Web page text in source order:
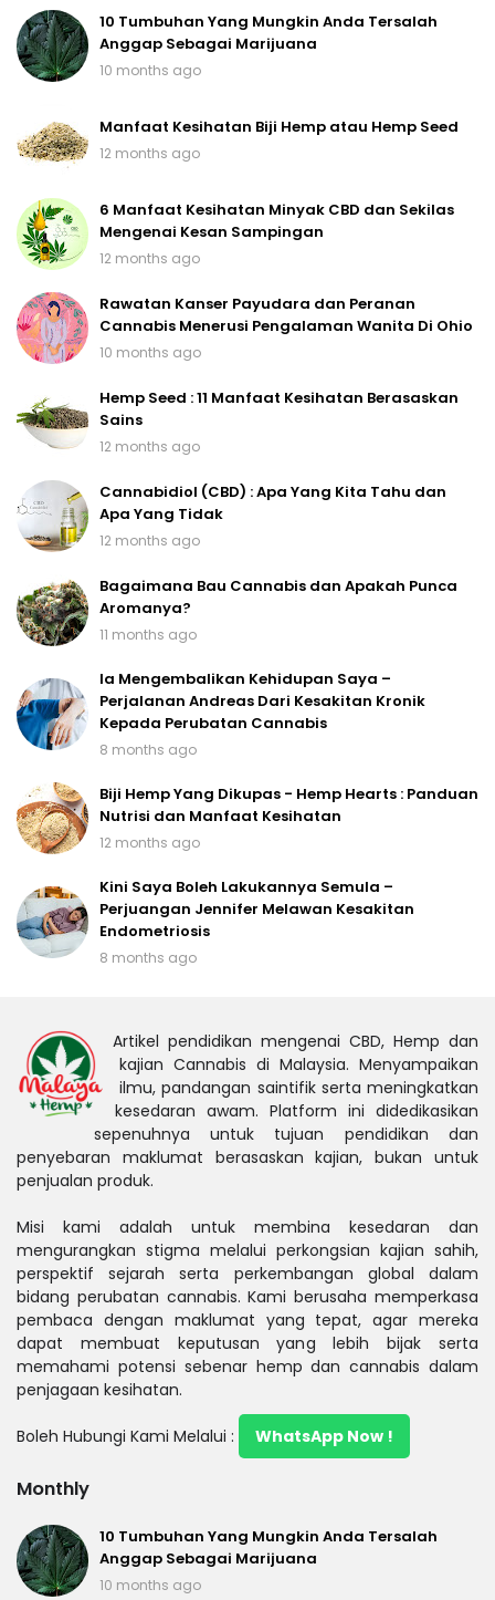
10 Tumbuhan Yang Mungkin Anda Tersalah
Anggap Sebagai Marijuana
10 months ago
Manfaat Kesihatan Biji Hemp atau Hemp Seed
12 months ago
6 Manfaat Kesihatan Minyak CBD dan Sekilas
Mengenai Kesan Sampingan
12 months ago
Rawatan Kanser Payudara dan Peranan
Cannabis Menerusi Pengalaman Wanita Di Ohio
10 months ago
Hemp Seed : 11 Manfaat Kesihatan Berasaskan
Sains
12 months ago
Cannabidiol (CBD) : Apa Yang Kita Tahu dan
Apa Yang Tidak
12 months ago
Bagaimana Bau Cannabis dan Apakah Punca
Aromanya?
11 months ago
Ia Mengembalikan Kehidupan Saya –
Perjalanan Andreas Dari Kesakitan Kronik
Kepada Perubatan Cannabis
8 months ago
Biji Hemp Yang Dikupas - Hemp Hearts : Panduan
Nutrisi dan Manfaat Kesihatan
12 months ago
Kini Saya Boleh Lakukannya Semula –
Perjuangan Jennifer Melawan Kesakitan
Endometriosis
8 months ago
Artikel pendidikan mengenai CBD, Hemp dan
kajian Cannabis di Malaysia. Menyampaikan
ilmu, pandangan saintifik serta meningkatkan
kesedaran awam. Platform ini didedikasikan
sepenuhnya untuk tujuan pendidikan dan
penyebaran maklumat berasaskan kajian, bukan untuk
penjualan produk.
Misi kami adalah untuk membina kesedaran dan
mengurangkan stigma melalui perkongsian kajian sahih,
perspektif sejarah serta perkembangan global dalam
bidang perubatan cannabis. Kami berusaha memperkasa
pembaca dengan maklumat yang tepat, agar mereka
dapat membuat keputusan yang lebih bijak serta
memahami potensi sebenar hemp dan cannabis dalam
penjagaan kesihatan.
Boleh Hubungi Kami Melalui : WhatsApp Now !
Monthly
10 Tumbuhan Yang Mungkin Anda Tersalah
Anggap Sebagai Marijuana
10 months ago